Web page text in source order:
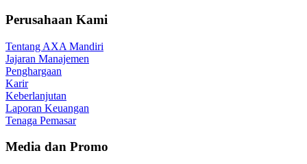
Perusahaan Kami
Tentang AXA Mandiri
Jajaran Manajemen
Penghargaan
Karir
Keberlanjutan
Laporan Keuangan
Tenaga Pemasar
Media dan Promo